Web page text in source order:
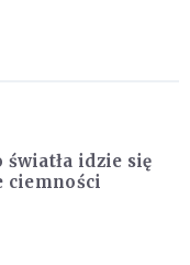
idzie się
ciemności